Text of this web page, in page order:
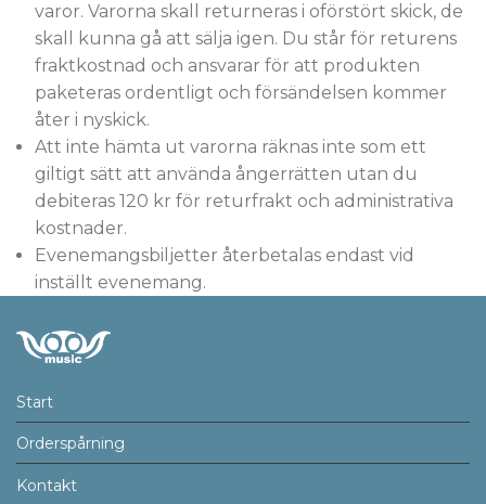
varor. Varorna skall returneras i oförstört skick, de
skall kunna gå att sälja igen. Du står för returens
fraktkostnad och ansvarar för att produkten
paketeras ordentligt och försändelsen kommer
åter i nyskick.
Att inte hämta ut varorna räknas inte som ett
giltigt sätt att använda ångerrätten utan du
debiteras 120 kr för returfrakt och administrativa
kostnader.
Evenemangsbiljetter återbetalas endast vid
inställt evenemang.
Start
Orderspårning
Kontakt